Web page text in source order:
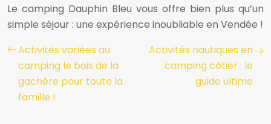
Le camping Dauphin Bleu vous offre bien plus qu’un
simple séjour : une expérience inoubliable en Vendée !
Activités variées au
camping le bois de la
gachère pour toute la
famille !
Activités nautiques en
camping côtier : le
guide ultime